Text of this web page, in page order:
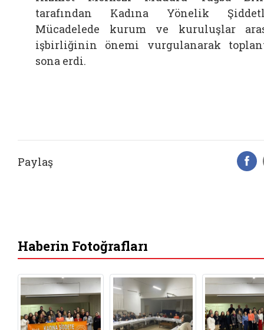
tarafından Kadına Yönelik
Mücadelede kurum ve kuruluşlar
işbirliğinin önemi vurgulanarak
sona erdi.
Paylaş
Haberin Fotoğrafları